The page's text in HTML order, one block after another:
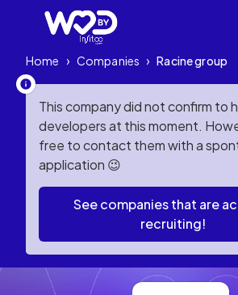
Home › Companies › Racine group
This company did not confirm to
developers at this moment.
free to contact them with a
application 😉
See companies that are
recruiting!